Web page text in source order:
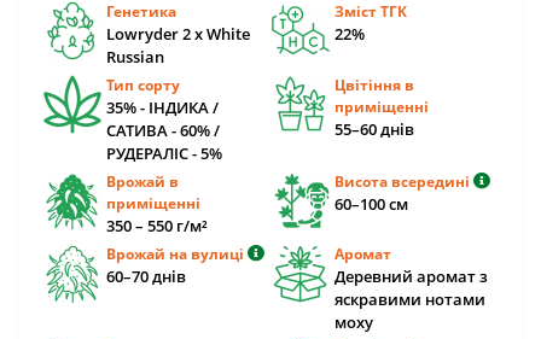
Генетика
Lowryder 2 x White
Russian
Зміст ТГК
22%
Тип сорту
35% - ІНДИКА /
САТИВА - 60% /
РУДЕРАЛІС - 5%
Цвітіння в
приміщенні
55–60 днів
Врожай в
приміщенні
350 – 550 г/м²
Висота всередині
60–100 см
Врожай на вулиці
60–70 днів
Аромат
Деревний аромат з
яскравими нотами
моху